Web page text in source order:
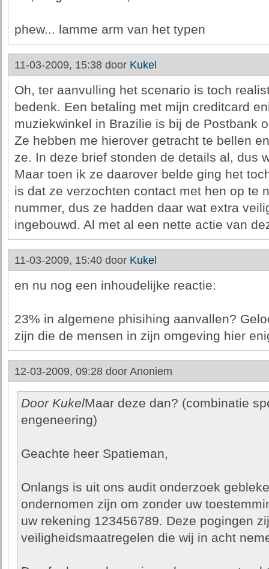
phew... lamme arm van het typen
11-03-2009, 15:38 door Kukel
Oh, ter aanvulling het scenario is toch
bedenk. Een betaling met mijn creditcard
muziekwinkel in Brazilie is bij de Postbank
Ze hebben me hierover getracht te bellen
ze. In deze brief stonden de details al, dus
Maar toen ik ze daarover belde ging het
is dat ze verzochten contact met hen op te
nummer, dus ze hadden daar wat extra
ingebouwd. Al met al een nette actie van
11-03-2009, 15:40 door Kukel
en nu nog een inhoudelijke reactie:
23% in algemene phisihing aanvallen?
zijn die de mensen in zijn omgeving hier
12-03-2009, 09:28 door Anoniem
Door KukelMaar deze dan? (combinatie
engeneering)
Geachte heer Spatieman,
Onlangs is uit ons audit onderzoek
ondernomen zijn om zonder uw
uw rekening 123456789. Deze pogingen
veiligheidsmaatregelen die wij in acht